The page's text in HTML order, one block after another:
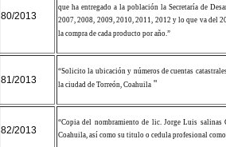
80/2013
que ha entregado a la población la Secretaría de
2007, 2008, 2009, 2010, 2011, 2012 y lo que va del
la compra de cada producto por año.”
81/2013
“Solicito la ubicación y números de cuentas
la ciudad de Torreón, Coahuila "
82/2013
“Copia del nombramiento de lic. Jorge Luis
Coahuila, así como su titulo o cedula profesional